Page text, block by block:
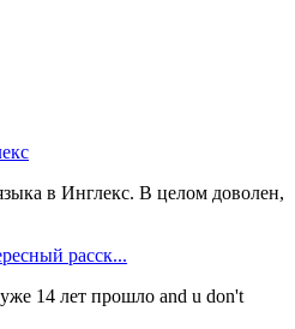
в Инглекс. В целом доволен,
расск...
14 лет прошло and u don't